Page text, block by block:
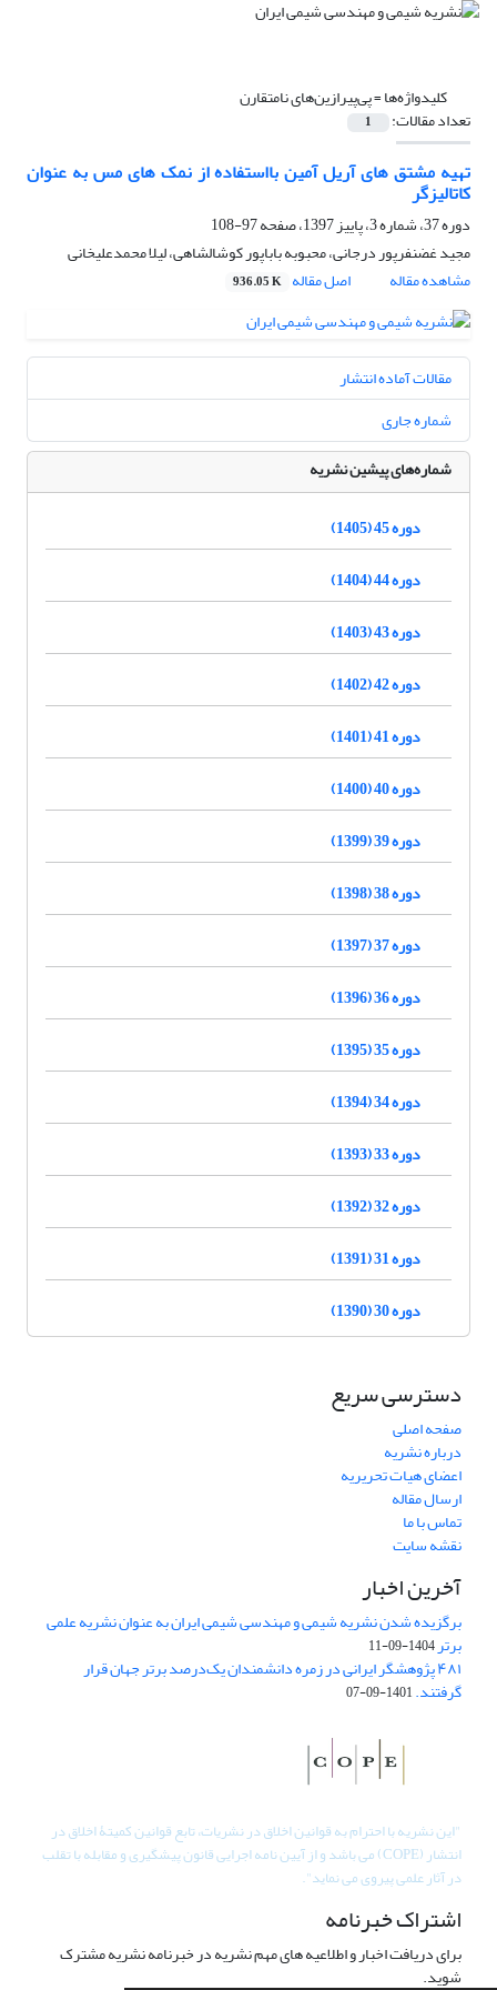
کلیدواژه‌ها =پی‌پیرازین‌های نامتقارن
تعداد مقالات: 1
تهیه مشتق های آریل آمین بااستفاده از نمک های مس به عنوان
کاتالیزگر
دوره 37، شماره 3، پاییز 1397، صفحه
97-108
مجید غضنفرپور درجانی، محبوبه باباپور کوشالشاهی، لیلا محمدعلیخانی
مشاهده مقاله
اصل مقاله 936.05 K
مقالات آماده انتشار
شماره جاری
شماره‌های پیشین نشریه
دوره 45 (1405)
دوره 44 (1404)
دوره 43 (1403)
دوره 42 (1402)
دوره 41 (1401)
دوره 40 (1400)
دوره 39 (1399)
دوره 38 (1398)
دوره 37 (1397)
دوره 36 (1396)
دوره 35 (1395)
دوره 34 (1394)
دوره 33 (1393)
دوره 32 (1392)
دوره 31 (1391)
دوره 30 (1390)
دسترسی سریع
صفحه اصلی
درباره نشریه
اعضای هیات تحریریه
ارسال مقاله
تماس با ما
نقشه سایت
آخرین اخبار
برگزیده شدن نشریه شیمی و مهندسی شیمی ایران به عنوان نشریه علمی
برتر1404-09-11
۴۸۱ پژوهشگر ایرانی در زمره دانشمندان یک‌درصد برتر جهان قرار
گرفتند.1401-09-07
"این نشریه با احترام به قوانین اخلاق در نشریات، تابع قوانین کمیتۀ اخلاق در
انتشار (COPE) می باشد و از آیین نامه اجرایی قانون پیشگیری و مقابله با تقلب
در آثار علمی پیروی می نماید".
اشتراک خبرنامه
برای دریافت اخبار و اطلاعیه های مهم نشریه در خبرنامه نشریه مشترک
شوید.